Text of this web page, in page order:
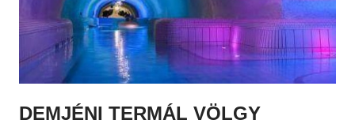
DEMJÉNI TERMÁL VÖLGY